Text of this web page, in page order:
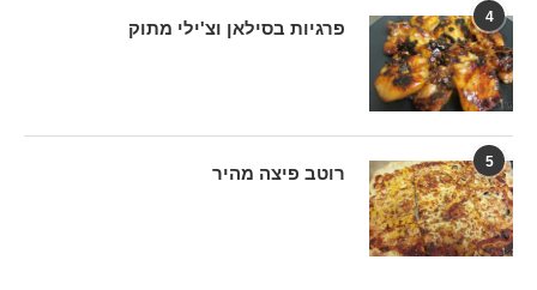
4
פרגיות בסילאן וצ'ילי מתוק
5
רוטב פיצה מהיר